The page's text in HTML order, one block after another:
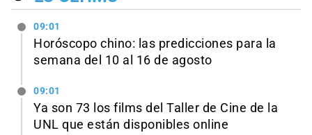
09:01
Horóscopo chino: las predicciones para la
semana del 10 al 16 de agosto
09:01
Ya son 73 los films del Taller de Cine de la
UNL que están disponibles online